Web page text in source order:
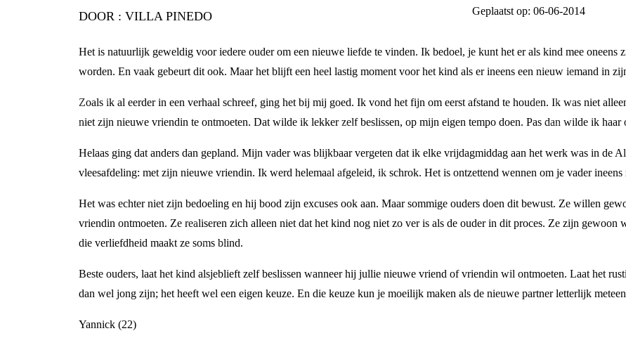
DOOR : VILLA PINEDO Geplaatst op: 06-06-2014
Het is natuurlijk geweldig voor iedere ouder om een nieuwe liefde te vinden. Ik bedoel, je kunt het er als kind mee oneens
worden. En vaak gebeurt dit ook. Maar het blijft een heel lastig moment voor het kind als er ineens een nieuw iemand in
Zoals ik al eerder in een verhaal schreef, ging het bij mij goed. Ik vond het fijn om eerst afstand te houden. Ik was niet
niet zijn nieuwe vriendin te ontmoeten. Dat wilde ik lekker zelf beslissen, op mijn eigen tempo doen. Pas dan wilde ik haar
Helaas ging dat anders dan gepland. Mijn vader was blijkbaar vergeten dat ik elke vrijdagmiddag aan het werk was in de
vleesafdeling: met zijn nieuwe vriendin. Ik werd helemaal afgeleid, ik schrok. Het is ontzettend wennen om je vader ineens
Het was echter niet zijn bedoeling en hij bood zijn excuses ook aan. Maar sommige ouders doen dit bewust. Ze willen
vriendin ontmoeten. Ze realiseren zich alleen niet dat het kind nog niet zo ver is als de ouder in dit proces. Ze zijn gewoon
die verliefdheid maakt ze soms blind.
Beste ouders, laat het kind alsjeblieft zelf beslissen wanneer hij jullie nieuwe vriend of vriendin wil ontmoeten. Laat het
dan wel jong zijn; het heeft wel een eigen keuze. En die keuze kun je moeilijk maken als de nieuwe partner letterlijk meteen
Yannick (22)